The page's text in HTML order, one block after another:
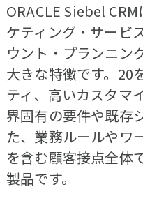
ORACLE Siebel
ケティング・サービ
ウント・プランニン
大きな特徴です。20
ティ、高いカスタマ
界固有の要件や既存
た、業務ルールやワ
を含む顧客接点全体
製品です。